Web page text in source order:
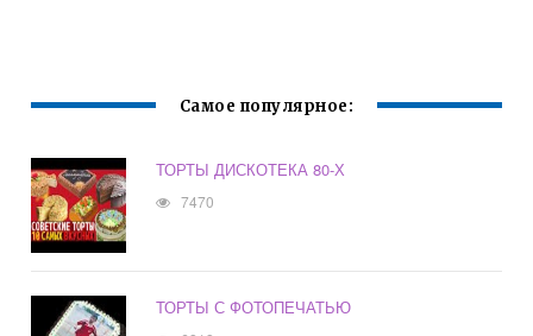
Самое популярное:
ТОРТЫ ДИСКОТЕКА 80-Х
7470
ТОРТЫ С ФОТОПЕЧАТЬЮ